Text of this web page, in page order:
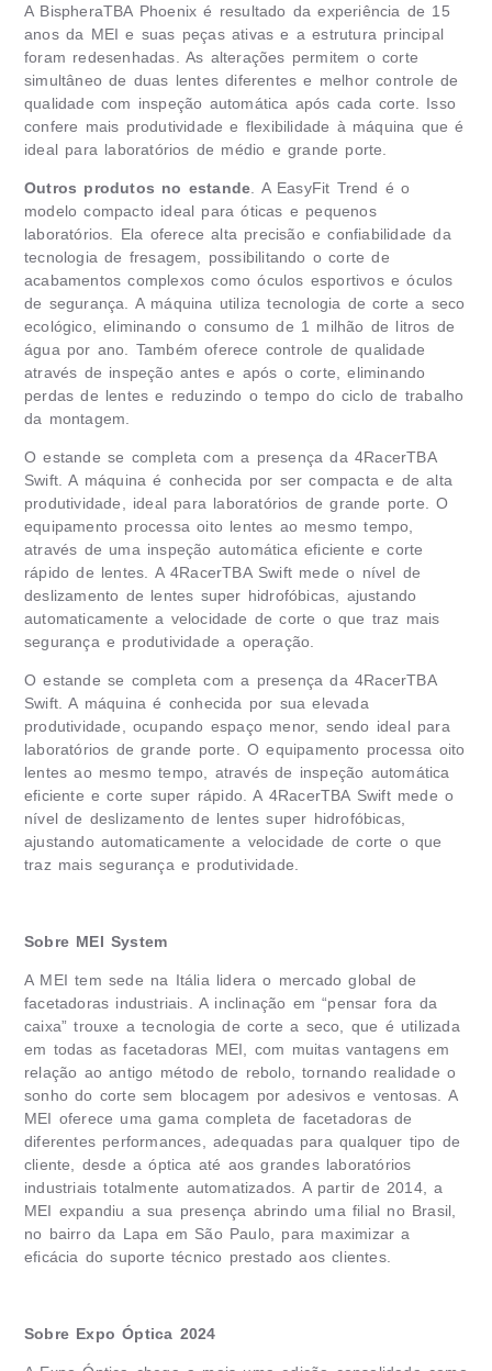
A BispheraTBA Phoenix é resultado da experiência de 15
anos da MEI e suas peças ativas e a estrutura principal
foram redesenhadas. As alterações permitem o corte
simultâneo de duas lentes diferentes e melhor controle de
qualidade com inspeção automática após cada corte. Isso
confere mais produtividade e flexibilidade à máquina que é
ideal para laboratórios de médio e grande porte.
Outros produtos no estande . A EasyFit Trend é o
modelo compacto ideal para óticas e pequenos
laboratórios. Ela oferece alta precisão e confiabilidade da
tecnologia de fresagem, possibilitando o corte de
acabamentos complexos como óculos esportivos e óculos
de segurança. A máquina utiliza tecnologia de corte a seco
ecológico, eliminando o consumo de 1 milhão de litros de
água por ano. Também oferece controle de qualidade
através de inspeção antes e após o corte, eliminando
perdas de lentes e reduzindo o tempo do ciclo de trabalho
da montagem.
O estande se completa com a presença da 4RacerTBA
Swift. A máquina é conhecida por ser compacta e de alta
produtividade, ideal para laboratórios de grande porte. O
equipamento processa oito lentes ao mesmo tempo,
através de uma inspeção automática eficiente e corte
rápido de lentes. A 4RacerTBA Swift mede o nível de
deslizamento de lentes super hidrofóbicas, ajustando
automaticamente a velocidade de corte o que traz mais
segurança e produtividade a operação.
O estande se completa com a presença da 4RacerTBA
Swift. A máquina é conhecida por sua elevada
produtividade, ocupando espaço menor, sendo ideal para
laboratórios de grande porte. O equipamento processa oito
lentes ao mesmo tempo, através de inspeção automática
eficiente e corte super rápido. A 4RacerTBA Swift mede o
nível de deslizamento de lentes super hidrofóbicas,
ajustando automaticamente a velocidade de corte o que
traz mais segurança e produtividade.
Sobre MEI System
A MEI tem sede na Itália lidera o mercado global de
facetadoras industriais. A inclinação em “pensar fora da
caixa” trouxe a tecnologia de corte a seco, que é utilizada
em todas as facetadoras MEI, com muitas vantagens em
relação ao antigo método de rebolo, tornando realidade o
sonho do corte sem blocagem por adesivos e ventosas. A
MEI oferece uma gama completa de facetadoras de
diferentes performances, adequadas para qualquer tipo de
cliente, desde a óptica até aos grandes laboratórios
industriais totalmente automatizados. A partir de 2014, a
MEI expandiu a sua presença abrindo uma filial no Brasil,
no bairro da Lapa em São Paulo, para maximizar a
eficácia do suporte técnico prestado aos clientes.
Sobre Expo Óptica 2024